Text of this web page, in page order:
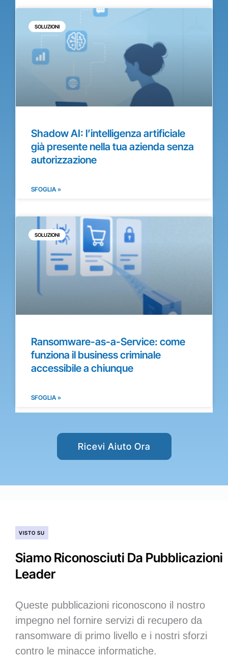
SOLUZIONI
Shadow AI: l’intelligenza artificiale
già presente nella tua azienda senza
autorizzazione
SFOGLIA »
SOLUZIONI
Ransomware-as-a-Service: come
funziona il business criminale
accessibile a chiunque
SFOGLIA »
Ricevi Aiuto Ora
VISTO SU
Siamo Riconosciuti Da Pubblicazioni
Leader
Queste pubblicazioni riconoscono il nostro
impegno nel fornire servizi di recupero da
ransomware di primo livello e i nostri sforzi
contro le minacce informatiche.